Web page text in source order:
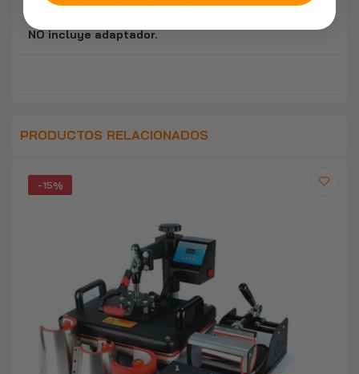
• Sistema Celsius y Fahrenheit
NO incluye adaptador.
PRODUCTOS RELACIONADOS
-15%